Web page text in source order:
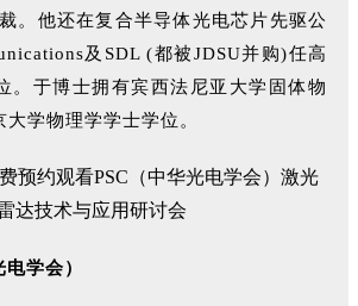
。他还在复合半导体光电芯片先驱公
及SDL (都被JDSU并购)任高
。于博士拥有宾西法尼亚大学固体物
学物理学学士学位。
学会）